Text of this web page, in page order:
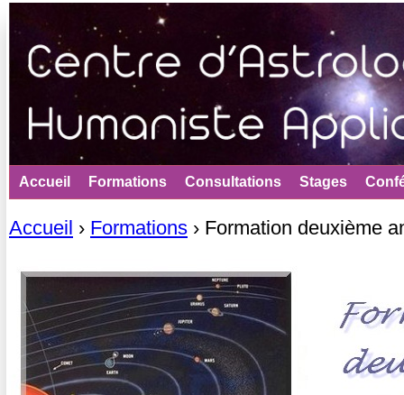
Vous êtes ici
Accueil › Formations › Formation deuxième
Accueil Formations Consultations Stages